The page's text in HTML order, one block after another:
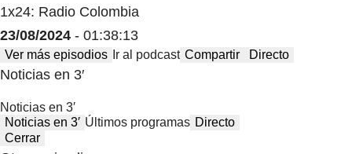
1x24: Radio Colombia
23/08/2024 - 01:38:13
Ver más episodios Ir al podcast Compartir Directo
Noticias en 3′
Noticias en 3′
Noticias en 3′ Últimos programas Directo
Cerrar